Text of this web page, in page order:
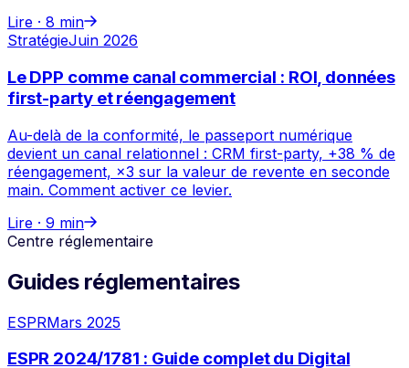
Lire · 8 min
StratégieJuin 2026
Le DPP comme canal commercial : ROI, données
first-party et réengagement
Au-delà de la conformité, le passeport numérique
devient un canal relationnel : CRM first-party, +38 % de
réengagement, ×3 sur la valeur de revente en seconde
main. Comment activer ce levier.
Lire · 9 min
Centre réglementaire
Guides réglementaires
ESPRMars 2025
ESPR 2024/1781 : Guide complet du Digital